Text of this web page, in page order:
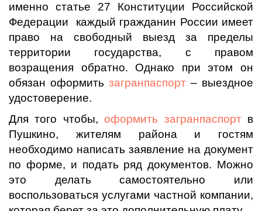
именно статье 27 Конституции Российской
Федерации каждый гражданин России имеет
право на свободный выезд за пределы
территории государства, с правом
возращения обратно. Однако при этом он
обязан оформить загранпаспорт – выездное
удостоверение.
Для того чтобы,оформить загранпаспортв
Пушкино, жителям района и гостям
необходимо написать заявление на документ
по форме, и подать ряд документов. Можно
это делать самостоятельно или
воспользоваться услугами частной компании,